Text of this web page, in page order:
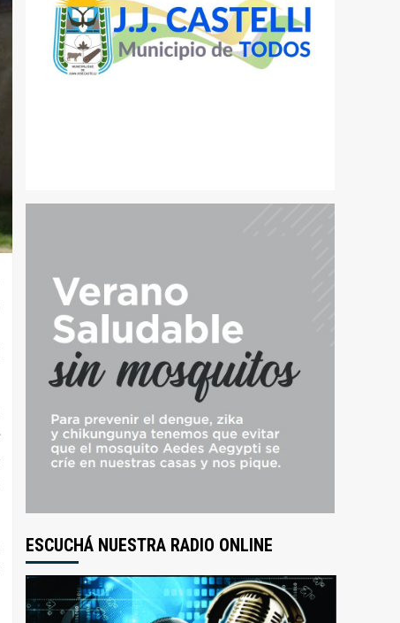
ESCUCHÁ NUESTRA RADIO ONLINE